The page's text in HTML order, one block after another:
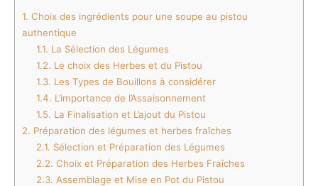
1. Choix des ingrédients pour une soupe au pistou
authentique
1.1. La Sélection des Légumes
1.2. Le choix des Herbes et du Pistou
1.3. Les Types de Bouillons à considérer
1.4. L’importance de l’Assaisonnement
1.5. La Finalisation et L’ajout du Pistou
2. Préparation des légumes et herbes fraîches
2.1. Sélection et Préparation des Légumes
2.2. Choix et Préparation des Herbes Fraîches
2.3. Assemblage et Mise en Pot du Pistou